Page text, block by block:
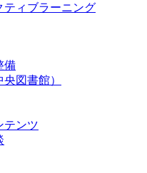
ティブラーニング
備
図書館）
テンツ